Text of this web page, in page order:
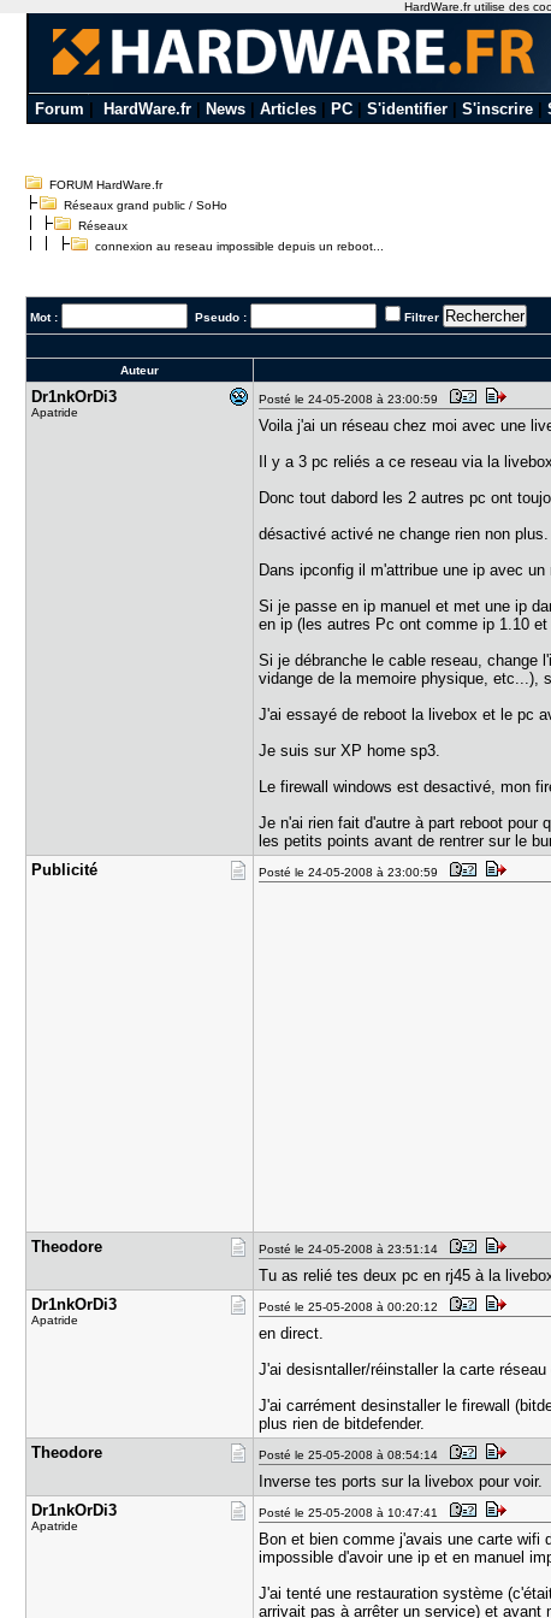
Forum HardWare.fr| News| Articles| PC| S'identifier| S'inscrire|
FORUM HardWare.fr
Réseaux grand public / SoHo
Réseaux
connexion au reseau impossible depuis un reboot...
Mot : Pseudo : Filtrer
Auteur
Dr1nkOrDi3
Apatride
Posté le 24-05-2008 à 23:00:59
Voila j'ai un réseau chez moi avec une
Il y a 3 pc reliés a ce reseau via la
Donc tout dabord les 2 autres pc ont
désactivé activé ne change rien non
Dans ipconfig il m'attribue une ip avec
Si je passe en ip manuel et met une ip
en ip (les autres Pc ont comme ip 1.10 et
Si je débranche le cable reseau, change
vidange de la memoire physique, etc...),
J'ai essayé de reboot la livebox et le pc
Je suis sur XP home sp3.
Le firewall windows est desactivé, mon
Je n'ai rien fait d'autre à part reboot pour
les petits points avant de rentrer sur le
Publicité
Posté le 24-05-2008 à 23:00:59
Theodore Posté le 24-05-2008 à 23:51:14
Tu as relié tes deux pc en rj45 à la
Dr1nkOrDi3
Apatride
Posté le 25-05-2008 à 00:20:12
en direct.
J'ai desisntaller/réinstaller la carte
J'ai carrément desinstaller le firewall
plus rien de bitdefender.
Theodore
Posté le 25-05-2008 à 08:54:14
Inverse tes ports sur la livebox pour voir.
Dr1nkOrDi3
Apatride
Posté le 25-05-2008 à 10:47:41
Bon et bien comme j'avais une carte wifi
impossible d'avoir une ip et en manuel
J'ai tenté une restauration système
arrivait pas à arrêter un service) et avant
HardWare.fr utilise des